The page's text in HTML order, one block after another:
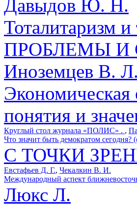
Давыдов Ю. Н.
Тоталитаризм
ПРОБЛЕМЫ И
Иноземцев В. Л.
понятия и
Круглый стол журнала «ПОЛИС» . ,
Что значит быть демократом сегодня?
С ТОЧКИ
Евстафьев Д. Г., Чекалкин В. И.
Международный аспект
Люкс Л.